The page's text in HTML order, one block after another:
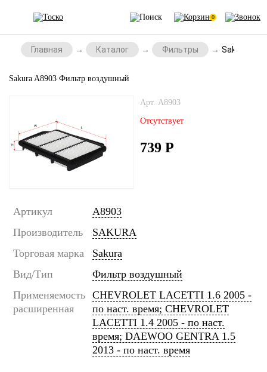
0
Главная Каталог Фильтры Sakura
Sakura A8903 Фильтр воздушный
Арт. A8903
Отсутствует
739 Р
Артикул
A8903
Производитель
SAKURA
Торговая марка
Sakura
Вид/Тип
Фильтр воздушный
Применяемость
расширенная
CHEVROLET LACETTI 1.6 2005 -
по наст. время; CHEVROLET
LACETTI 1.4 2005 - по наст.
время; DAEWOO GENTRA 1.5
2013 - по наст. время